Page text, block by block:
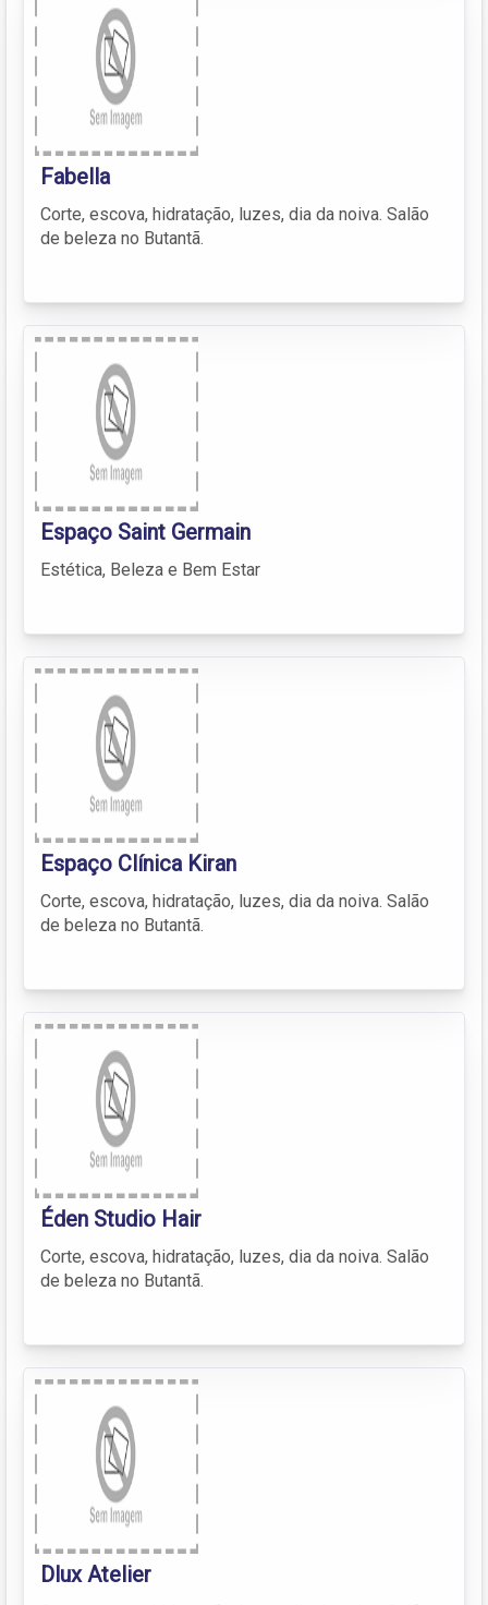
Fabella
Corte, escova, hidratação, luzes, dia da noiva. Salão
de beleza no Butantã.
Espaço Saint Germain
Estética, Beleza e Bem Estar
Espaço Clínica Kiran
Corte, escova, hidratação, luzes, dia da noiva. Salão
de beleza no Butantã.
Éden Studio Hair
Corte, escova, hidratação, luzes, dia da noiva. Salão
de beleza no Butantã.
Dlux Atelier